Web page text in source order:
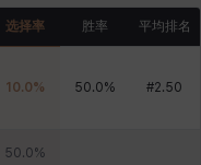
选择率 胜率 平均排名
10.0% 50.0% #2.50
50.0%